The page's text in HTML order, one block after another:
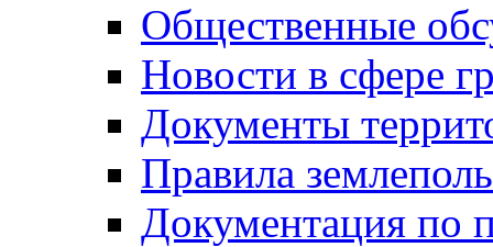
Общественные
Новости в сфере
Документы
Правила
Документация по